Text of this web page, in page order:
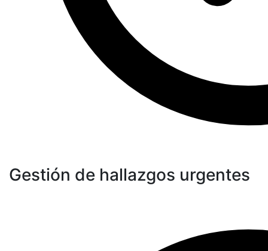
Gestión de hallazgos urgentes